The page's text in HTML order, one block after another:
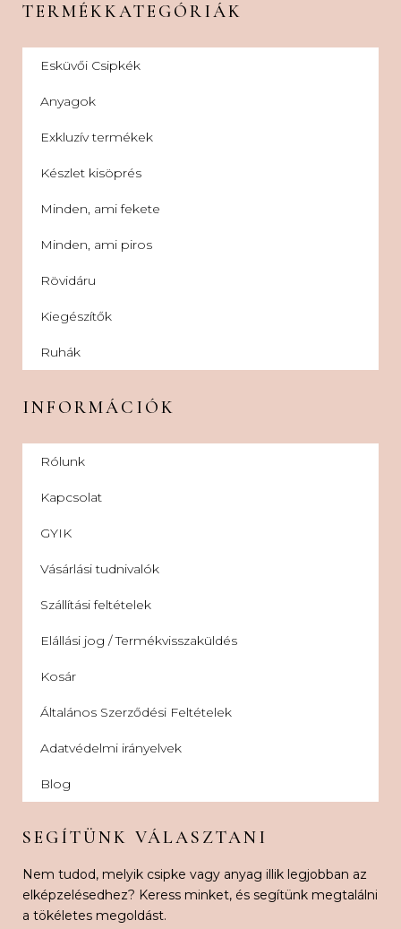
TERMÉKKATEGÓRIÁK
Esküvői Csipkék
Anyagok
Exkluzív termékek
Készlet kisöprés
Minden, ami fekete
Minden, ami piros
Rövidáru
Kiegészítők
Ruhák
INFORMÁCIÓK
Rólunk
Kapcsolat
GYIK
Vásárlási tudnivalók
Szállítási feltételek
Elállási jog / Termékvisszaküldés
Kosár
Általános Szerződési Feltételek
Adatvédelmi irányelvek
Blog
SEGÍTÜNK VÁLASZTANI
Nem tudod, melyik csipke vagy anyag illik legjobban az
elképzelésedhez? Keress minket, és segítünk megtalálni
a tökéletes megoldást.